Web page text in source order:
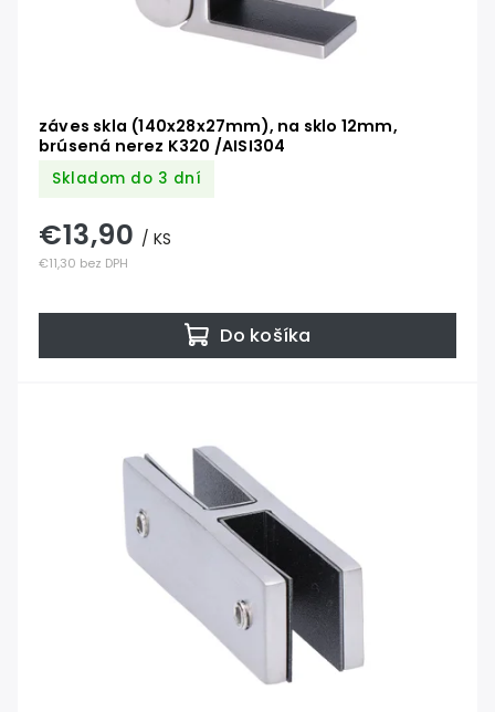
záves skla (140x28x27mm), na sklo 12mm,
brúsená nerez K320 /AISI304
Skladom do 3 dní
€11,30 bez DPH
€13,90 / KS
Do košíka